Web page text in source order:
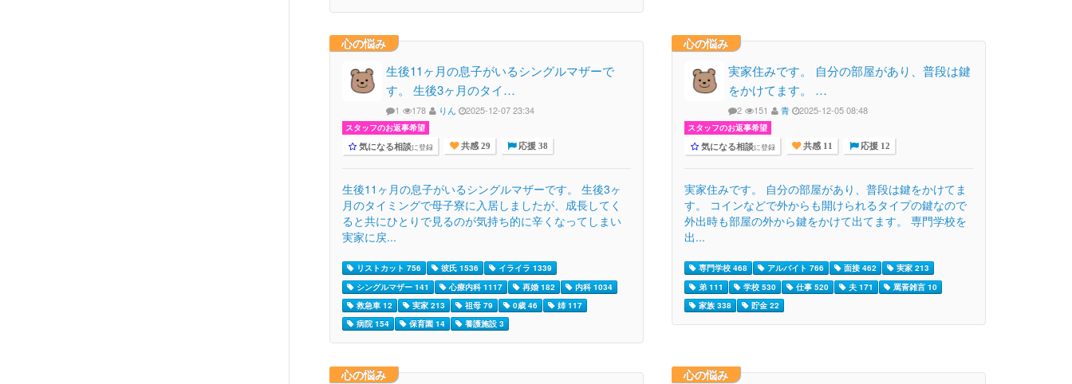
心の悩み
生後11ヶ月の息子がいるシングルマザーで
す。 生後3ヶ月のタイ…
1 178 りん 2025-12-07 23:34
スタッフのお返事希望
気になる相談に登録 共感 29 応援 38
生後11ヶ月の息子がいるシングルマザーです。 生後3ヶ
月のタイミングで母子寮に入居しましたが、成長してく
ると共にひとりで見るのが気持ち的に辛くなってしまい
実家に戻...
リストカット 756 彼氏 1536
イライラ 1339
シングルマザー 141
心療内科 1117 再婚 182
内科 1034
救急車 12
実家 213 祖母 79 0歳 46
姉 117
病院 154
保育園 14 養護施設 3
心の悩み
実家住みです。 自分の部屋があり、普段は鍵
をかけてます。 …
2 151 青 2025-12-05 08:48
スタッフのお返事希望
気になる相談に登録 共感 11 応援 12
実家住みです。 自分の部屋があり、普段は鍵をかけてま
す。 コインなどで外からも開けられるタイプの鍵なので
外出時も部屋の外から鍵をかけて出てます。 専門学校を
出...
専門学校 468 アルバイト 766 面接 462
実家 213
弟 111
学校 530 仕事 520 夫 171
罵詈雑言 10
家族 338
貯金 22
心の悩み 心の悩み